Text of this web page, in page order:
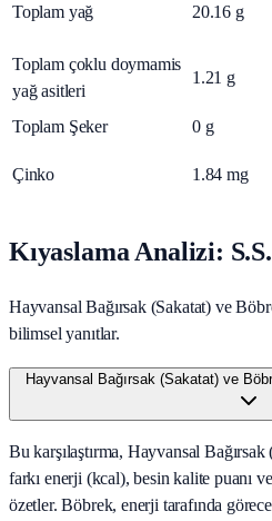
Toplam yağ 20.16 g
Toplam çoklu doymamis
yağ asitleri
1.21 g
Toplam Şeker 0 g
Çinko 1.84 mg
Kıyaslama Analizi:
Hayvansal Bağırsak (Sakatat) ve
bilimsel yanıtlar.
Hayvansal Bağırsak (Sakatat) ve
Bu karşılaştırma, Hayvansal
farkı enerji (kcal), besin kalite puanı
özetler. Böbrek, enerji tarafında